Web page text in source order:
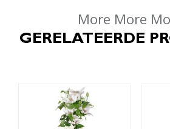
More More
GERELATEERDE